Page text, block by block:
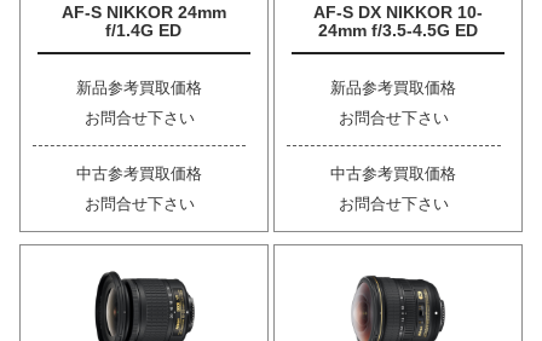
AF-S NIKKOR 24mm
f/1.4G ED
新品参考買取価格
お問合せ下さい
中古参考買取価格
お問合せ下さい
AF-S DX NIKKOR 10-
24mm f/3.5-4.5G ED
新品参考買取価格
お問合せ下さい
中古参考買取価格
お問合せ下さい